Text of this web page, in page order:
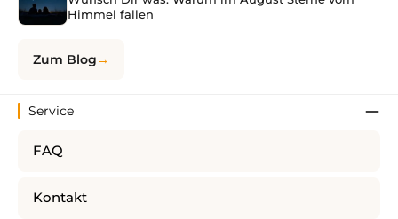
Himmel fallen
Zum Blog
Service
FAQ
Kontakt